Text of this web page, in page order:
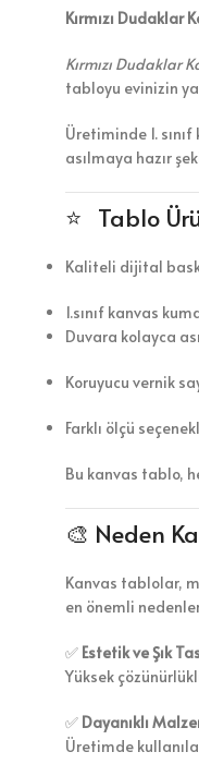
Kırmızı Dudaklar
Kırmızı Dudaklar
tabloyu evinizin
Üretiminde 1.
asılmaya hazır
⭐ Tablo
Kaliteli dijital
1.sınıf kanvas
Duvara kolayca
Koruyucu vernik
Farklı ölçü
Bu kanvas tablo,
🎨 Neden
Kanvas tablolar,
en önemli
✅ Estetik ve Şık
Yüksek
✅ Dayanıklı
Üretimde